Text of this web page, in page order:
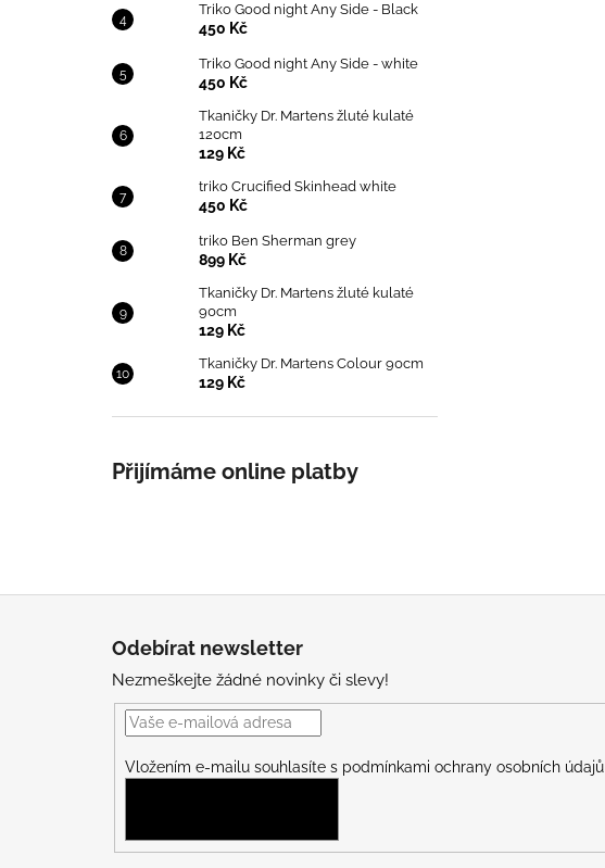
Triko Good night Any Side - Black
450 Kč
Triko Good night Any Side - white
450 Kč
Tkaničky Dr. Martens žluté kulaté
120cm
129 Kč
triko Crucified Skinhead white
450 Kč
triko Ben Sherman grey
899 Kč
Tkaničky Dr. Martens žluté kulaté
90cm
129 Kč
Tkaničky Dr. Martens Colour 90cm
129 Kč
Přijímáme online platby
Odebírat newsletter
Nezmeškejte žádné novinky či slevy!
Vložením e-mailu souhlasíte s podmínkami ochrany osobních údajů